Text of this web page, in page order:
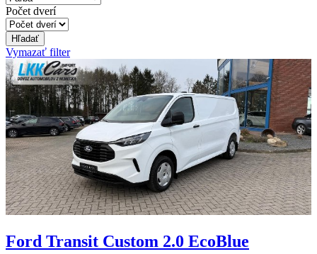
Počet dverí
Hľadať
Vymazať filter
Ford Transit Custom 2.0 EcoBlue